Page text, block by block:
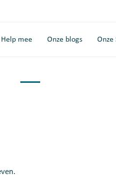
Help mee Onze blogs Onze